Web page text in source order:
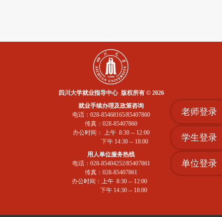
老师登录
学生登录
单位登录
四川大学就业指导中心 版权所有 © 2026
就业手续办理及政策咨询
电话：028-85468165/85407860
传真：028-85407860
办公时间： 上午 8:30 -- 12:00
下午 14:30 -- 18:00
用人单位服务热线
电话：028-85404252/85407861
传真：028-85407861
办公时间：上午 8:30 -- 12:00
下午 14:30 -- 18:00